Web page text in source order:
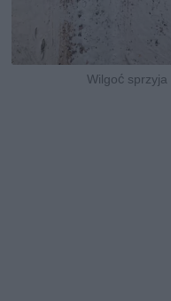
Wilgoć